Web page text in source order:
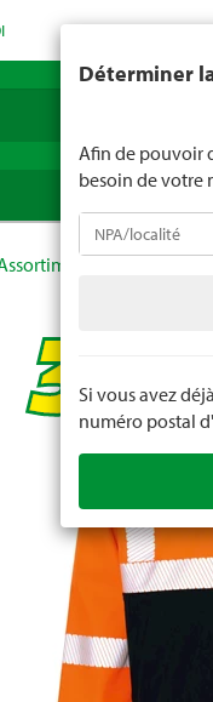
Déterminer
Afin de pouvoir
besoin de votre
Si vous avez
numéro postal
LANDI ne vend